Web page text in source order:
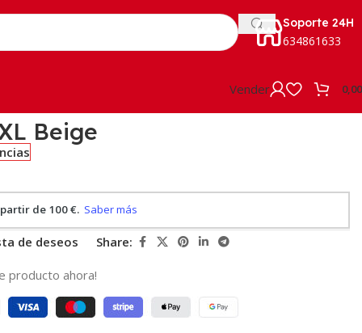
Soporte 24H
634861633
Vender
Beige
de deseos Share:
producto ahora!